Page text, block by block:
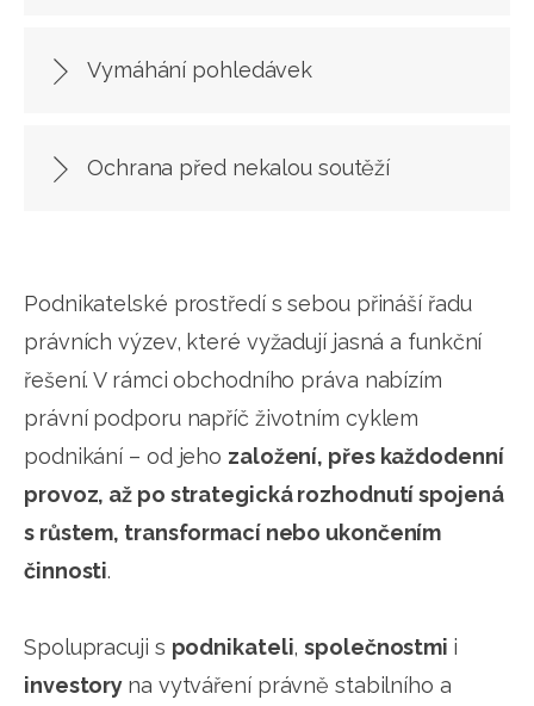
Vymáhání pohledávek
Ochrana před nekalou soutěží
Podnikatelské prostředí s sebou přináší řadu
právních výzev, které vyžadují jasná a funkční
řešení. V rámci obchodního práva nabízím
právní podporu napříč životním cyklem
podnikání – od jeho založení, přes každodenní
provoz, až po strategická rozhodnutí spojená
s růstem, transformací nebo ukončením
činnosti.
Spolupracuji s podnikateli,společnostmi i
investory na vytváření právně stabilního a